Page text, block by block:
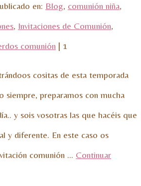
en: Blog, comunión niña,
, Invitaciones de Comunión,
comunión | 1
cositas de esta temporada
siempre, preparamos con mucha
y sois vosotras las que hacéis que
y diferente. En este caso os
comunión … Continuar